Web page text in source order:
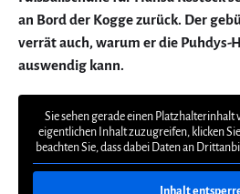
an Bord der Kogge zurück. Der
verrät auch, warum er die Puhdys-
auswendig kann.
Sie sehen gerade einen Platzhalterinhalt
eigentlichen Inhalt zuzugreifen, klicken
beachten Sie, dass dabei Daten an
Inhalt